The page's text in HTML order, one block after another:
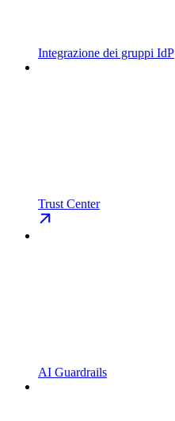
Integrazione dei gruppi IdP
Trust Center
AI Guardrails